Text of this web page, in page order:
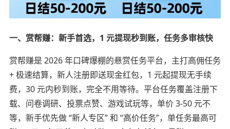
一、赏帮赚：新手首选，1 元提现秒到账，任务多审核快
赏帮赚是 2026 年口碑爆棚的悬赏任务平台，主打高佣任务
+ 极速结算，新人注册即送现金红包，1 元起提现无手续
费，30 元内秒到账，完全不用等待。平台任务覆盖注册下
载、问卷调研、投票点赞、游戏试玩等，单价 3-50 元不
等，新手优先做 “新人专区” 和 “高价任务”，单任务最高可